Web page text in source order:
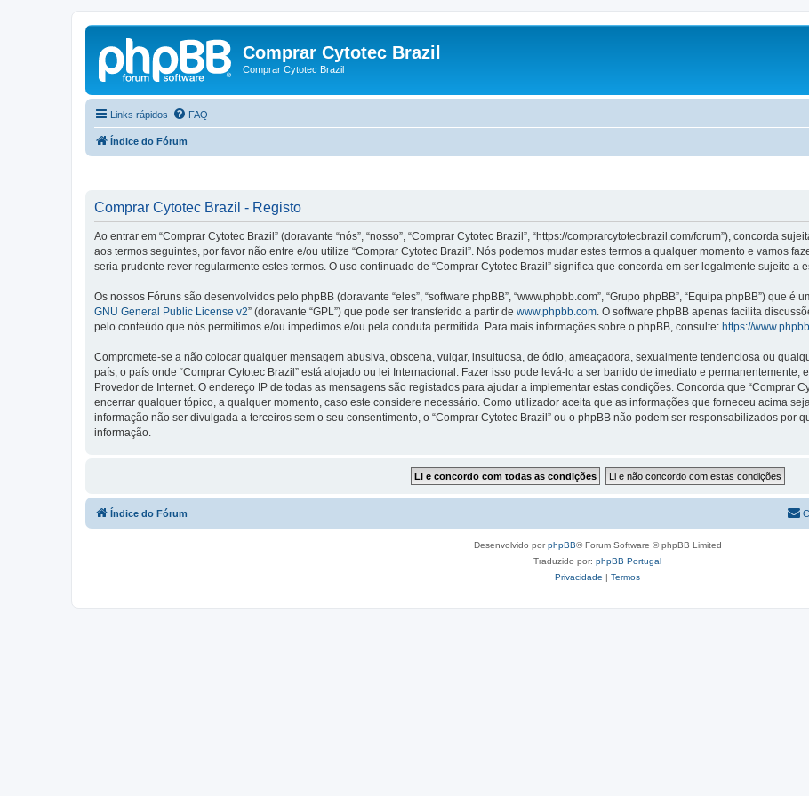
Comprar Cytotec Brazil
Comprar Cytotec Brazil
Links rápidos FAQ
Índice do Fórum
Comprar Cytotec Brazil - Registo
Ao entrar em “Comprar Cytotec Brazil” (doravante “nós”, “nosso”, “Comprar Cytotec Brazil”, “https://comprarcytotecbrazil.com/forum”), concorda
aos termos seguintes, por favor não entre e/ou utilize “Comprar Cytotec Brazil”. Nós podemos mudar estes termos a qualquer momento e vamos
seria prudente rever regularmente estes termos. O uso continuado de “Comprar Cytotec Brazil” significa que concorda em ser legalmente sujeito a
Os nossos Fóruns são desenvolvidos pelo phpBB (doravante “eles”, “software phpBB”, “www.phpbb.com”, “Grupo phpBB”, “Equipa phpBB”) que é
GNU General Public License v2” (doravante “GPL”) que pode ser transferido a partir de www.phpbb.com. O software phpBB apenas facilita
pelo conteúdo que nós permitimos e/ou impedimos e/ou pela conduta permitida. Para mais informações sobre o phpBB, consulte: https://
Compromete-se a não colocar qualquer mensagem abusiva, obscena, vulgar, insultuosa, de ódio, ameaçadora, sexualmente tendenciosa ou
país, o país onde “Comprar Cytotec Brazil” está alojado ou lei Internacional. Fazer isso pode levá-lo a ser banido de imediato e permanentemente,
Provedor de Internet. O endereço IP de todas as mensagens são registados para ajudar a implementar estas condições. Concorda que “Comprar
encerrar qualquer tópico, a qualquer momento, caso este considere necessário. Como utilizador aceita que as informações que forneceu acima
informação não ser divulgada a terceiros sem o seu consentimento, o “Comprar Cytotec Brazil” ou o phpBB não podem ser responsabilizados por
informação.
Índice do Fórum
Desenvolvido porphpBB® Forum Software © phpBB Limited
Traduzido por: phpBB Portugal
Privacidade | Termos